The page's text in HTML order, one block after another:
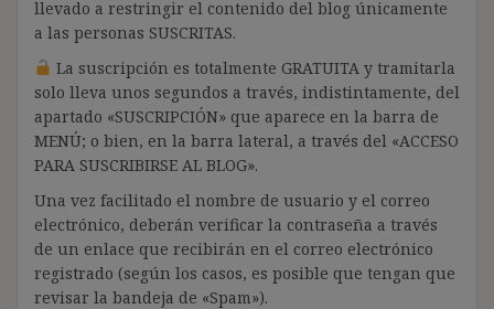
llevado a restringir el contenido del blog únicamente
a las personas SUSCRITAS.
La suscripción es totalmente GRATUITA y tramitarla
solo lleva unos segundos a través, indistintamente, del
apartado «SUSCRIPCIÓN» que aparece en la barra de
MENÚ; o bien, en la barra lateral, a través del «ACCESO
PARA SUSCRIBIRSE AL BLOG».
Una vez facilitado el nombre de usuario y el correo
electrónico, deberán verificar la contraseña a través
de un enlace que recibirán en el correo electrónico
registrado (según los casos, es posible que tengan que
revisar la bandeja de «Spam»).